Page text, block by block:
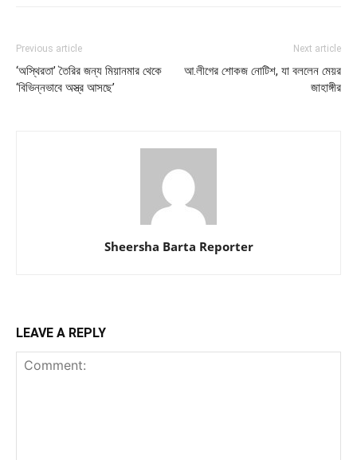
Previous article
‘অস্থিরতা’ তৈরির জন্য মিয়ানমার থেকে
‘বিভিন্নভাবে অস্ত্র আসছে’
Next article
আ.লীগের শোকজ নোটিশ, যা বললেন মেয়র
জাহাঙ্গীর
Sheersha Barta Reporter
LEAVE A REPLY